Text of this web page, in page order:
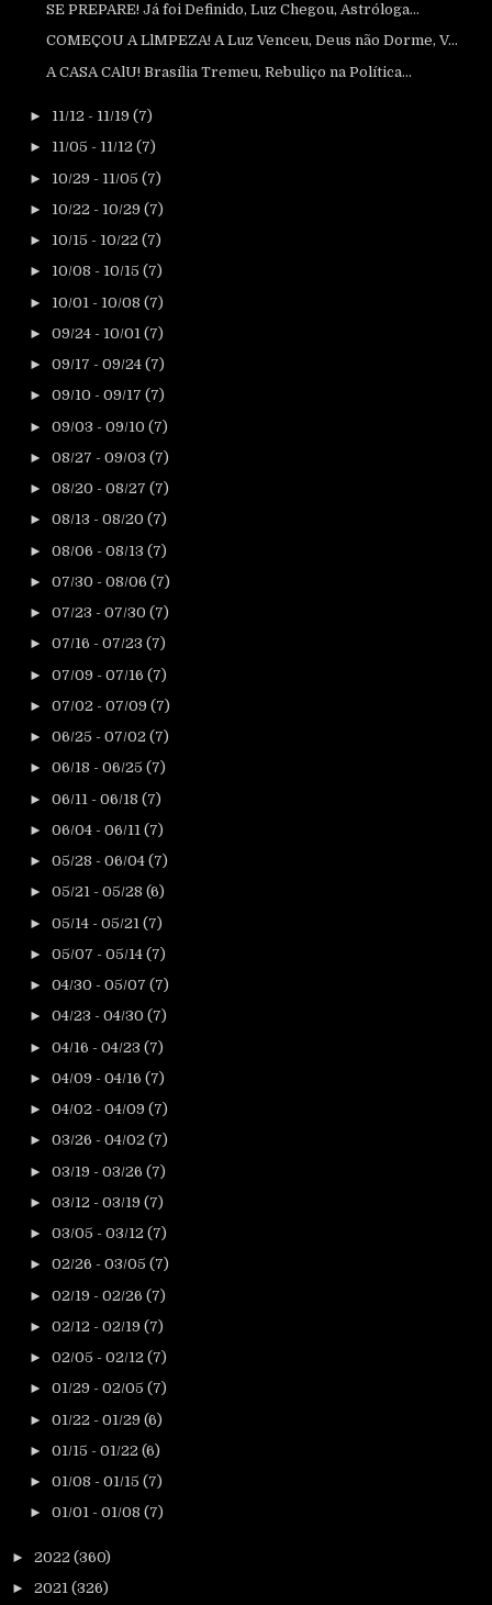
SE PREPARE! Já foi Definido, Luz Chegou, Astróloga...
COMEÇOU A LlMPEZA! A Luz Venceu, Deus não Dorme, V...
A CASA CAlU! Brasília Tremeu, Rebuliço na Política...
► 11/12 - 11/19 (7)
► 11/05 - 11/12 (7)
► 10/29 - 11/05 (7)
► 10/22 - 10/29 (7)
► 10/15 - 10/22 (7)
► 10/08 - 10/15 (7)
► 10/01 - 10/08 (7)
► 09/24 - 10/01 (7)
► 09/17 - 09/24 (7)
► 09/10 - 09/17 (7)
► 09/03 - 09/10 (7)
► 08/27 - 09/03 (7)
► 08/20 - 08/27 (7)
► 08/13 - 08/20 (7)
► 08/06 - 08/13 (7)
► 07/30 - 08/06 (7)
► 07/23 - 07/30 (7)
► 07/16 - 07/23 (7)
► 07/09 - 07/16 (7)
► 07/02 - 07/09 (7)
► 06/25 - 07/02 (7)
► 06/18 - 06/25 (7)
► 06/11 - 06/18 (7)
► 06/04 - 06/11 (7)
► 05/28 - 06/04 (7)
► 05/21 - 05/28 (6)
► 05/14 - 05/21 (7)
► 05/07 - 05/14 (7)
► 04/30 - 05/07 (7)
► 04/23 - 04/30 (7)
► 04/16 - 04/23 (7)
► 04/09 - 04/16 (7)
► 04/02 - 04/09 (7)
► 03/26 - 04/02 (7)
► 03/19 - 03/26 (7)
► 03/12 - 03/19 (7)
► 03/05 - 03/12 (7)
► 02/26 - 03/05 (7)
► 02/19 - 02/26 (7)
► 02/12 - 02/19 (7)
► 02/05 - 02/12 (7)
► 01/29 - 02/05 (7)
► 01/22 - 01/29 (6)
► 01/15 - 01/22 (6)
► 01/08 - 01/15 (7)
► 01/01 - 01/08 (7)
► 2022 (360)
► 2021 (326)